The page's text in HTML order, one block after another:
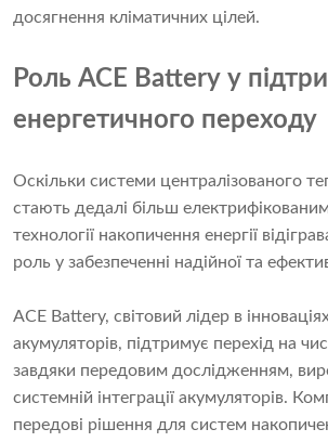
досягнення кліматичних цілей.
Роль ACE Battery у
енергетичного переходу
Оскільки системи централізованого
стають дедалі більш
технології накопичення енергії
роль у забезпеченні надійної та
ACE Battery, світовий лідер в
акумуляторів, підтримує перехід на
завдяки передовим дослідженням,
системній інтеграції акумуляторів.
передові рішення для систем